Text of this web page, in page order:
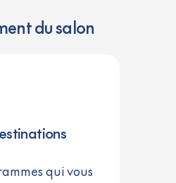
du salon
qui vous